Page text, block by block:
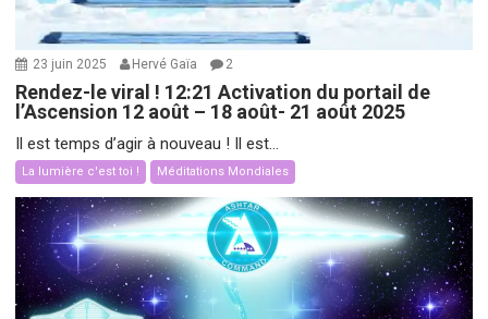
23 juin 2025 Hervé Gaïa 2
Rendez-le viral ! 12:21 Activation du portail de
l’Ascension 12 août – 18 août- 21 août 2025
Il est temps d’agir à nouveau ! Il est...
La lumière c'est toi ! Méditations Mondiales